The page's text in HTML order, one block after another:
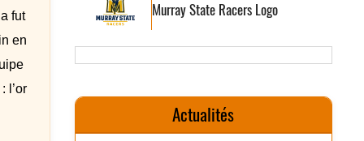
fut
en
l’or
Murray State Racers Logo
Actualités